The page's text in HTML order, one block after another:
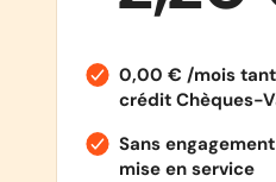
0,00 € /mois tant
crédit Chèques-
Sans
mise en service